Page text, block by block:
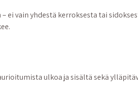
ei vain yhdestä kerroksesta tai
ulkoa ja sisältä sekä